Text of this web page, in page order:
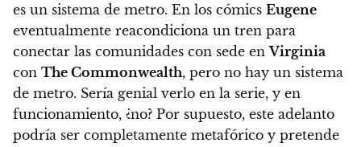
es un sistema de metro. En los cómics Eugene
eventualmente reacondiciona un tren para
conectar las comunidades con sede enVirginia
con The Commonwealth, pero no hay un sistema
de metro. Sería genial verlo en la serie, y en
funcionamiento, ¿no? Por supuesto, este adelanto
podría ser completamente metafórico y pretende